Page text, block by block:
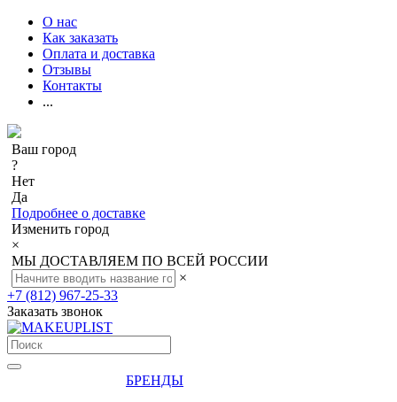
О нас
Как заказать
Оплата и доставка
Отзывы
Контакты
...
Ваш город
?
Нет
Да
Подробнее о доставке
Изменить город
×
МЫ ДОСТАВЛЯЕМ ПО ВСЕЙ РОССИИ
×
+7 (812) 967-25-33
Заказать звонок
БРЕНДЫ